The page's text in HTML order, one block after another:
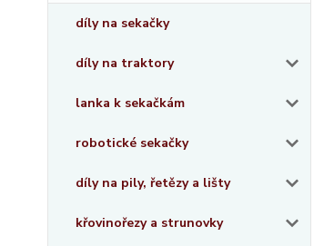
díly na sekačky
díly na traktory
lanka k sekačkám
robotické sekačky
díly na pily, řetězy a lišty
křovinořezy a strunovky